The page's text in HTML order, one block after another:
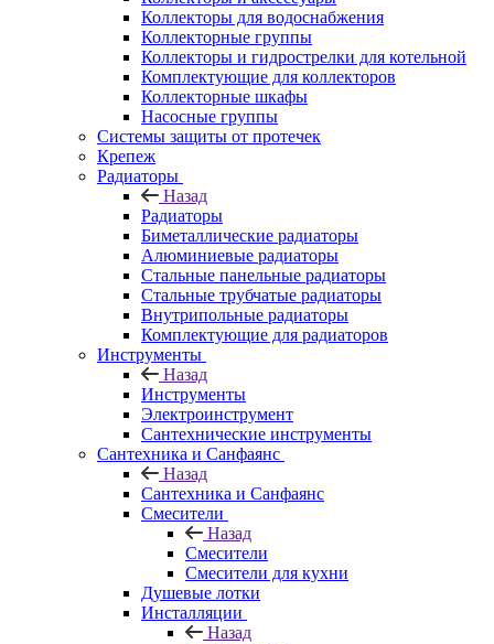
Коллекторы для водоснабжения
Коллекторные группы
Коллекторы и гидрострелки для котельной
Комплектующие для коллекторов
Коллекторные шкафы
Насосные группы
Системы защиты от протечек
Крепеж
Радиаторы
Назад
Радиаторы
Биметаллические радиаторы
Алюминиевые радиаторы
Стальные панельные радиаторы
Стальные трубчатые радиаторы
Внутрипольные радиаторы
Комплектующие для радиаторов
Инструменты
Назад
Инструменты
Электроинструмент
Сантехнические инструменты
Сантехника и Санфаянс
Назад
Сантехника и Санфаянс
Смесители
Назад
Смесители
Смесители для кухни
Душевые лотки
Инсталляции
Назад